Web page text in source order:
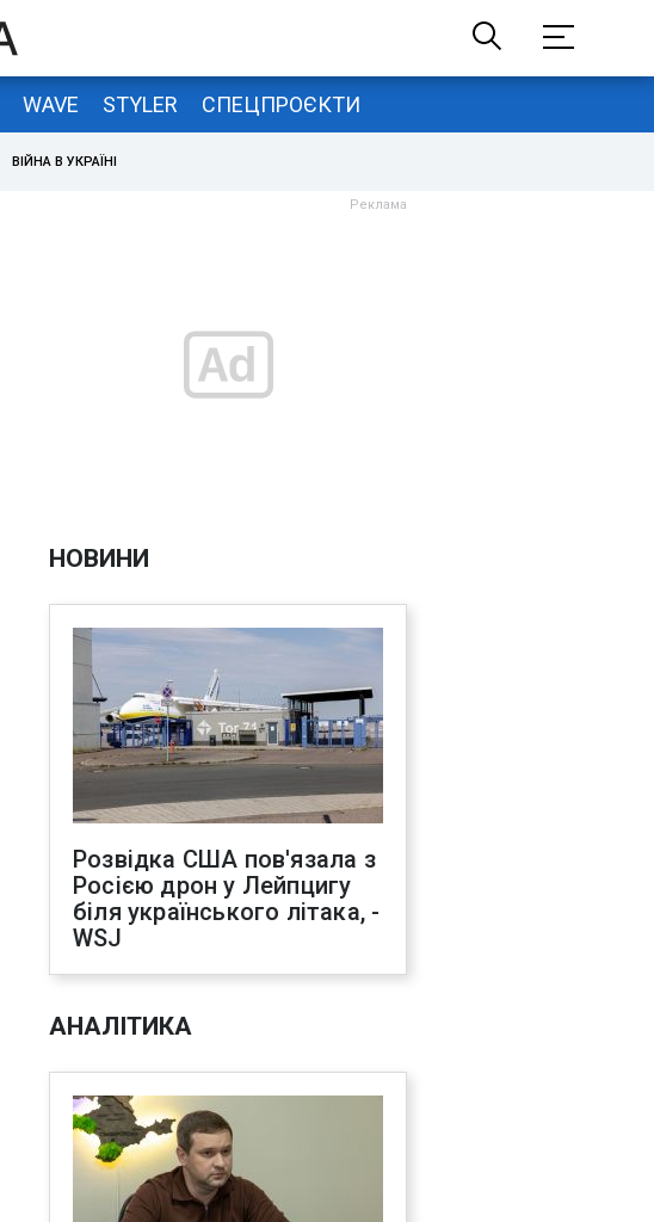
WAVE STYLER СПЕЦПРОЄКТИ
ВІЙНА В УКРАЇНІ
НОВИНИ
Розвідка США пов'язала з
Росією дрон у Лейпцигу
біля українського літака, -
WSJ
АНАЛІТИКА